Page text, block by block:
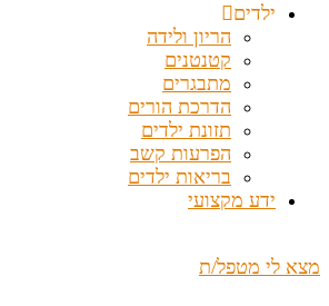
ילדים
הריון ולידה
קטנטנים
מתבגרים
הדרכת הורים
תזונת ילדים
הפרעות קשב
בריאות ילדים
ידע מקצועי
מצא לי מטפל/ת